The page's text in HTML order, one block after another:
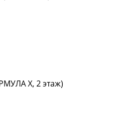
Х, 2 этаж)